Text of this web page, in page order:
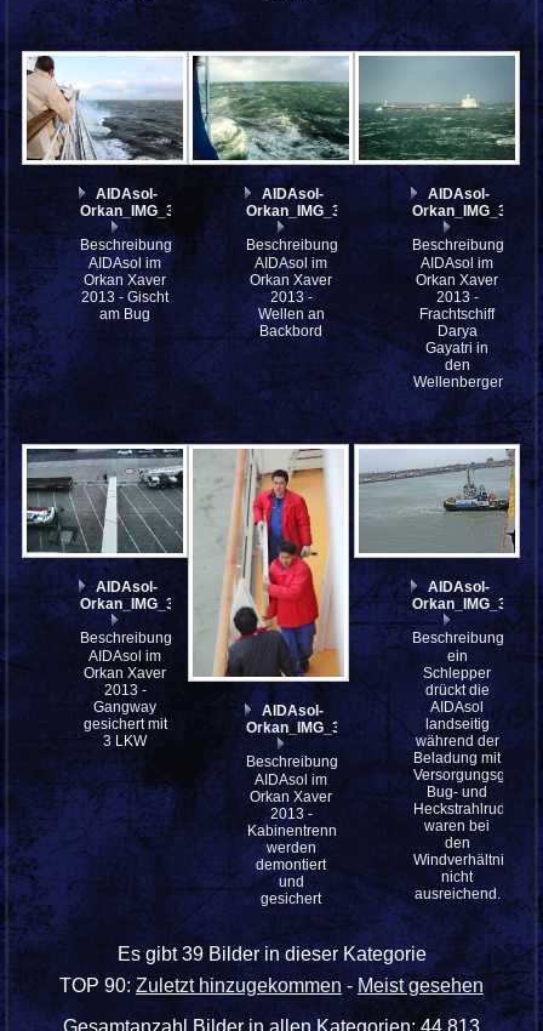
AIDAsol-
Orkan_IMG_3969
Beschreibung:
AIDAsol im
Orkan Xaver
2013 - Gischt
am Bug
AIDAsol-
Orkan_IMG_3935
Beschreibung:
AIDAsol im
Orkan Xaver
2013 -
Wellen an
Backbord
AIDAsol-
Orkan_IMG_3929
Beschreibung:
AIDAsol im
Orkan Xaver
2013 -
Frachtschiff
Darya
Gayatri in
den
Wellenbergen
AIDAsol-
Orkan_IMG_3873
Beschreibung:
AIDAsol im
Orkan Xaver
2013 -
Gangway
gesichert mit
3 LKW
AIDAsol-
Orkan_IMG_3837_9x6
Beschreibung:
AIDAsol im
Orkan Xaver
2013 -
Kabinentrennwände
werden
demontiert
und
gesichert
AIDAsol-
Beschreibung:
ein
Schlepper
drückt die
AIDAsol
landseitig
während der
Beladung mit
Versorgungsgütern.
Bug- und
Heckstrahlruder
waren bei
den
Windverhältnissen
nicht
ausreichend.
Es gibt 39 Bilder in dieser Kategorie
TOP 90:Zuletzt hinzugekommen- Meist gesehen